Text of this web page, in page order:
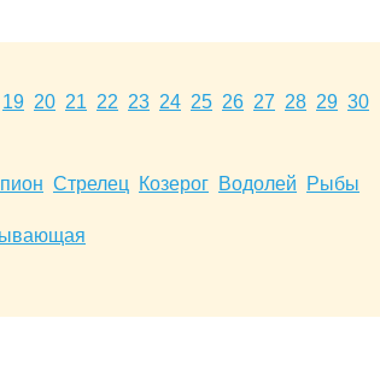
19 20 21 22 23 24 25 26 27 28 29 30
Стрелец Козерог Водолей Рыбы